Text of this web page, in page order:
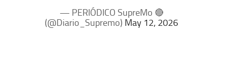
— PERIÓDICO SupreMo 🔴
(@Diario_Supremo) May 12, 2026